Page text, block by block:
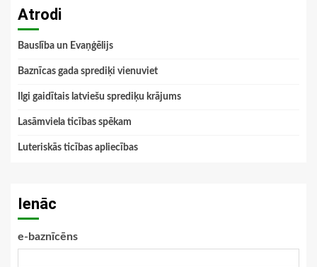
Atrodi
Bauslība un Evaņģēlijs
Baznīcas gada sprediķi vienuviet
Ilgi gaidītais latviešu sprediķu krājums
Lasāmviela ticības spēkam
Luteriskās ticības apliecības
Ienāc
e-baznīcēns